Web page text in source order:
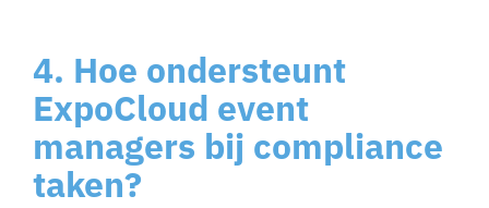
4. Hoe ondersteunt
ExpoCloud event
managers bij compliance
taken?